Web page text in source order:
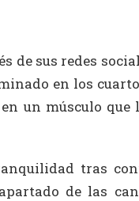
de sus redes
en los
un músculo que
tras
de las